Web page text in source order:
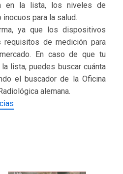
en la lista, los niveles de
para la salud.
ya que los dispositivos
requisitos de medición para
En caso de que tu
lista, puedes buscar cuánta
el buscador de la Oficina
alemana.